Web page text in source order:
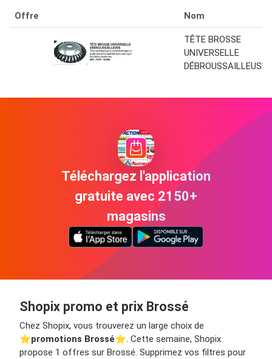
Offre Nom
TÊTE BROSSE
UNIVERSELLE
DÉBROUSSAILLEUSE
Téléchargez l'application
gratuite avec 2150+
magasins
Shopix promo et prix Brossé
Chez Shopix, vous trouverez un large choix de
⭐️promotions Brossé⭐️. Cette semaine, Shopix
propose 1 offres sur Brossé. Supprimez vos filtres pour